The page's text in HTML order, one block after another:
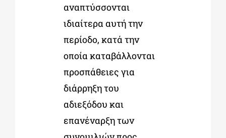
αναπτύσσονται
ιδιαίτερα αυτή την
περίοδο, κατά την
οποία καταβάλλονται
προσπάθειες για
διάρρηξη του
αδιεξόδου και
επανέναρξη των